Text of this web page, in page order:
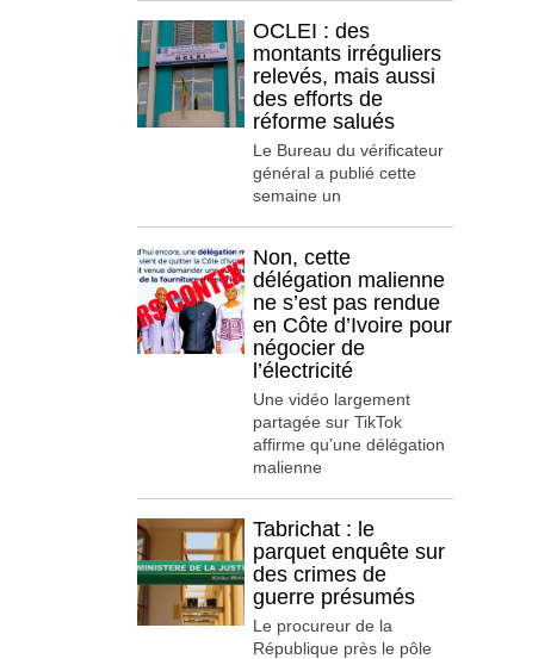
OCLEI : des
montants irréguliers
relevés, mais aussi
des efforts de
réforme salués
Le Bureau du vérificateur
général a publié cette
semaine un
Non, cette
délégation malienne
ne s’est pas rendue
en Côte d’Ivoire pour
négocier de
l’électricité
Une vidéo largement
partagée sur TikTok
affirme qu’une délégation
malienne
Tabrichat : le
parquet enquête sur
des crimes de
guerre présumés
Le procureur de la
République près le pôle